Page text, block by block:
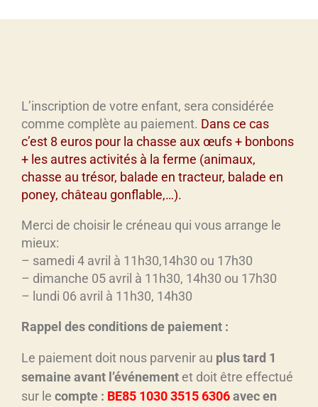
L’inscription de votre enfant, sera considérée
comme complète au paiement. Dans ce cas
c’est 8 euros pour la chasse aux œufs + bonbons
+ les autres activités à la ferme (animaux,
chasse au trésor, balade en tracteur, balade en
poney, château gonflable,…).
Merci de choisir le créneau qui vous arrange le
mieux:
– samedi 4 avril à 11h30,14h30 ou 17h30
– dimanche 05 avril à 11h30, 14h30 ou 17h30
– lundi 06 avril à 11h30, 14h30
Rappel des conditions de paiement :
Le paiement doit nous parvenir au plus tard 1
semaine avant l’événement et doit être effectué
sur le compte : BE85 1030 3515 6306avec en